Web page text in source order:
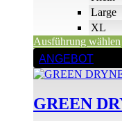
Large
XL
Ausführung wählen
ANGEBOT
GREEN